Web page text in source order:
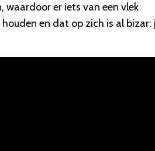
waardoor er iets van een vlek
en dat op zich is al bizar: